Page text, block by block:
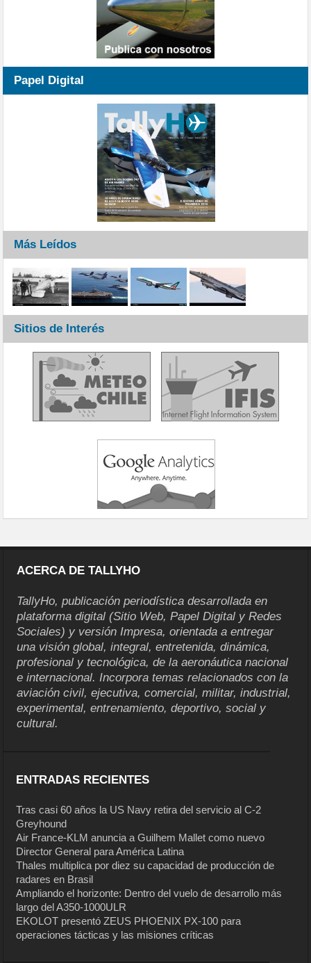
Papel Digital
Más Leídos
Sitios de Interés
ACERCA DE TALLYHO
TallyHo, publicación periodística desarrollada en
plataforma digital (Sitio Web, Papel Digital y Redes
Sociales) y versión Impresa, orientada a entregar
una visión global, integral, entretenida, dinámica,
profesional y tecnológica, de la aeronáutica nacional
e internacional. Incorpora temas relacionados con la
aviación civil, ejecutiva, comercial, militar, industrial,
experimental, entrenamiento, deportivo, social y
cultural.
ENTRADAS RECIENTES
Tras casi 60 años la US Navy retira del servicio al C-2
Greyhound
Air France-KLM anuncia a Guilhem Mallet como nuevo
Director General para América Latina
Thales multiplica por diez su capacidad de producción de
radares en Brasil
Ampliando el horizonte: Dentro del vuelo de desarrollo más
largo del A350-1000ULR
EKOLOT presentó ZEUS PHOENIX PX-100 para
operaciones tácticas y las misiones críticas